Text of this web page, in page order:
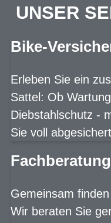
UNSER
Bike-
Erleben Sie ein
Sattel: Ob
Diebstahlschutz -
Sie voll
Fachberatung
Gemeinsam
Wir beraten Sie